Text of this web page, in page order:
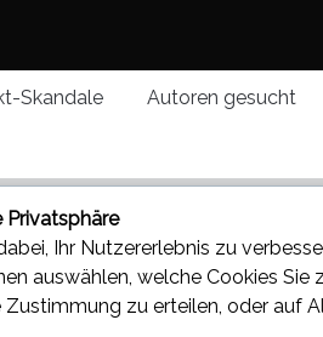
Skandale Autoren gesucht
- Aktuelle Bilder, Videos und
Privatsphäre
Ihr Nutzererlebnis zu
auswählen, welche Cookies
Zustimmung zu erteilen, oder auf